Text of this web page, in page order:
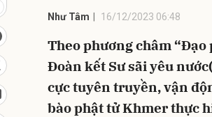
Như Tâm 16/12/2023 06:48
Theo phương châm “Đạo
Đoàn kết Sư sãi yêu
cực tuyên truyền, vận
bào phật tử Khmer thực